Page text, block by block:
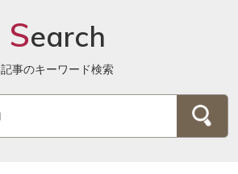
Search
記事のキーワード検索